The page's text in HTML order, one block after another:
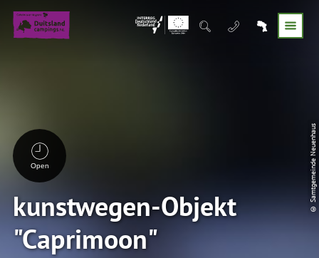
© Samtgemeinde Neuenhaus
Open
kunstwegen-Objekt
"Caprimoon"